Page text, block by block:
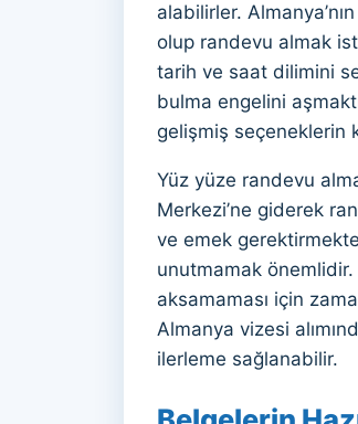
alabilirler.
olup randevu almak
tarih ve saat dilimini
bulma engelini
gelişmiş seçeneklerin
Yüz yüze randevu
Merkezi’ne giderek
ve emek
unutmamak
aksamaması için
Almanya vizesi
ilerleme sağlanabilir.